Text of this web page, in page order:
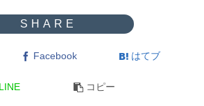
Facebook はてブ
LINE コピー